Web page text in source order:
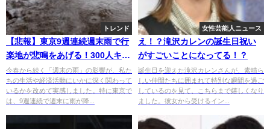
トレンド
【悲報】東京9週連続週末雨で行
楽地が悲鳴をあげる！300人キャ
ンセルの真実とは！？
今春から続く「週末の雨」の影響が、私た
ちの生活や経済活動にいかに深く関わって
いるかを改めて実感しました。特に東京で
は、9週連続で週末に雨が降...
女性芸能人ニュース
え！？滝沢カレンの誕生日祝い
がすごいことになってる！？
誕生日を迎えた滝沢カレンさんが、素晴ら
しい仲間たちに囲まれて特別な瞬間を過ご
しているのを見て、こちらまで嬉しくなり
ました。彼女から受けるイン...